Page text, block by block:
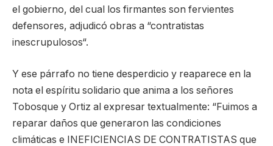
el gobierno, del cual los firmantes son fervientes
defensores, adjudicó obras a “contratistas
inescrupulosos“.
Y ese párrafo no tiene desperdicio y reaparece en la
nota el espíritu solidario que anima a los señores
Tobosque y Ortiz al expresar textualmente: “Fuimos a
reparar daños que generaron las condiciones
climáticas e INEFICIENCIAS DE CONTRATISTAS que